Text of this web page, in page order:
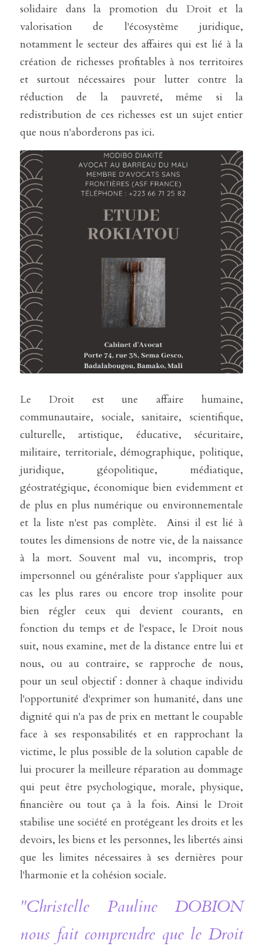
solidaire dans la promotion du Droit et la
valorisation de l'écosystème juridique,
notamment le secteur des affaires qui est lié à la
création de richesses profitables à nos territoires
et surtout nécessaires pour lutter contre la
réduction de la pauvreté, même si la
redistribution de ces richesses est un sujet entier
que nous n'aborderons pas ici.
Le Droit est une affaire humaine,
communautaire, sociale, sanitaire, scientifique,
culturelle, artistique, éducative, sécuritaire,
militaire, territoriale, démographique, politique,
juridique, géopolitique, médiatique,
géostratégique, économique bien evidemment et
de plus en plus numérique ou environnementale
et la liste n'est pas complète.  Ainsi il est lié à
toutes les dimensions de notre vie, de la naissance
à la mort. Souvent mal vu, incompris, trop
impersonnel ou généraliste pour s'appliquer aux
cas les plus rares ou encore trop insolite pour
bien régler ceux qui devient courants, en
fonction du temps et de l'espace, le Droit nous
suit, nous examine, met de la distance entre lui et
nous, ou au contraire, se rapproche de nous,
pour un seul objectif : donner à chaque individu
l'opportunité d'exprimer son humanité, dans une
dignité qui n'a pas de prix en mettant le coupable
face à ses responsabilités et en rapprochant la
victime, le plus possible de la solution capable de
lui procurer la meilleure réparation au dommage
qui peut être psychologique, morale, physique,
financière ou tout ça à la fois. Ainsi le Droit
stabilise une société en protégeant les droits et les
devoirs, les biens et les personnes, les libertés ainsi
que les limites nécessaires à ses dernières pour
l'harmonie et la cohésion sociale.
"Christelle Pauline DOBION
nous fait comprendre que le Droit